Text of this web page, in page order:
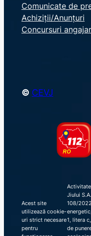
a
r
c
Comunicate de
Achiziții/Anunțuri
Concursuri
© CEVJ
Acest site
utilizează cookie-
uri strict necesare
pentru
Jiului
108/
1, litera
de